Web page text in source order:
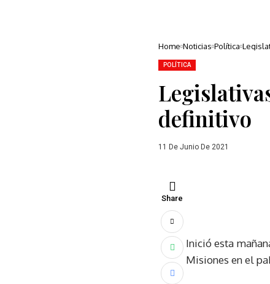
Home Noticias Política
POLÍTICA
definitivo
11 De Junio De 2021
Share
Inició esta
Misiones en el